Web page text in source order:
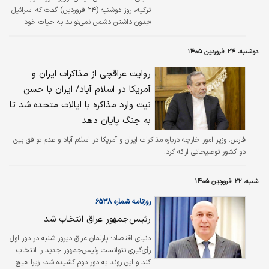
باید با…
ترکیه، روز دوشنبه (۲۴ فروردین) گفت که اسرائیل
«بدون داشتن دشمن نمی‌تواند به حیات خود
در پی عملیات طوفان‌الاقصی روندی پیوسته رو به
رشد داشته است.
دوشنبه، ۲۴ فروردین ۱۴۰۵
روایت عراقچی از مذاکرات ایران و
آمریکا در اسلام آباد/ ایران با حسن
نیت وارد مذاکره با ایالات متحده شد تا
به جنگ پایان دهد
فارس: وزیر امور خارجه درباره مذاکرات ایران و آمریکا در اسلام آباد و عدم توافق بین
دو کشور توضیحاتی ارائه کرد.
شنبه، ۲۲ فروردین ۱۴۰۵
روزنامه شماره ۶۵۳۸
رئیس‌جمهور عراق انتخاب شد
دنیای اقتصاد: پارلمان عراق دیروز شنبه در دور اول
رأی‌گیری نتوانست رئیس‌جمهور جدید را انتخاب
کند و این روند به دور دوم کشیده شد، زیرا هیچ